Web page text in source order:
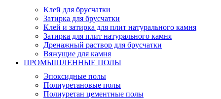
Клей для брусчатки
Затирка для брусчатки
Клей и затирка для плит натурального камня
Затирка для плит натурального камня
Дренажный раствор для брусчатки
Вяжущие для камня
ПРОМЫШЛЕННЫЕ ПОЛЫ
Эпоксидные полы
Полиуретановые полы
Полиуретан цементные полы